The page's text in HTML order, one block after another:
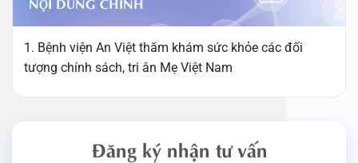
1. Bệnh viện An Việt thăm khám sức khỏe các đối
tượng chính sách, tri ân Mẹ Việt Nam
Đăng ký nhận tư vấn